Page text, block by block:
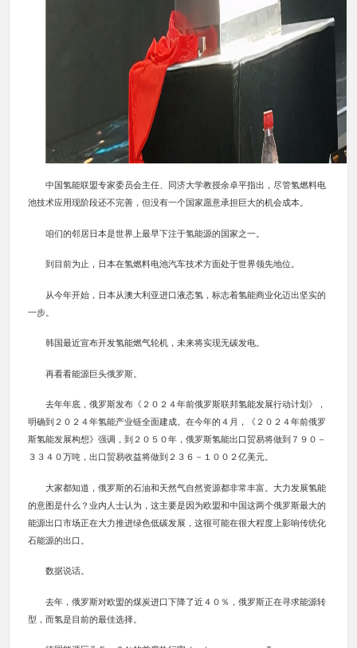
中国氢能联盟专家委员会主任、同济大学教授余卓平指出，尽管氢燃料电
池技术应用现阶段还不完善，但没有一个国家愿意承担巨大的机会成本。
咱们的邻居日本是世界上最早下注于氢能源的国家之一。
到目前为止，日本在氢燃料电池汽车技术方面处于世界领先地位。
从今年开始，日本从澳大利亚进口液态氢，标志着氢能商业化迈出坚实的
一步。
韩国最近宣布开发氢能燃气轮机，未来将实现无碳发电。
再看看能源巨头俄罗斯。
去年年底，俄罗斯发布《２０２４年前俄罗斯联邦氢能发展行动计划》，
明确到２０２４年氢能产业链全面建成。在今年的４月，《２０２４年前俄罗
斯氢能发展构想》强调，到２０５０年，俄罗斯氢能出口贸易将做到７９０－
３３４０万吨，出口贸易收益将做到２３６－１００２亿美元。
大家都知道，俄罗斯的石油和天然气自然资源都非常丰富。大力发展氢能
的意图是什么？业内人士认为，这主要是因为欧盟和中国这两个俄罗斯最大的
能源出口市场正在大力推进绿色低碳发展，这很可能在很大程度上影响传统化
石能源的出口。
数据说话。
去年，俄罗斯对欧盟的煤炭进口下降了近４０％，俄罗斯正在寻求能源转
型，而氢是目前的最佳选择。